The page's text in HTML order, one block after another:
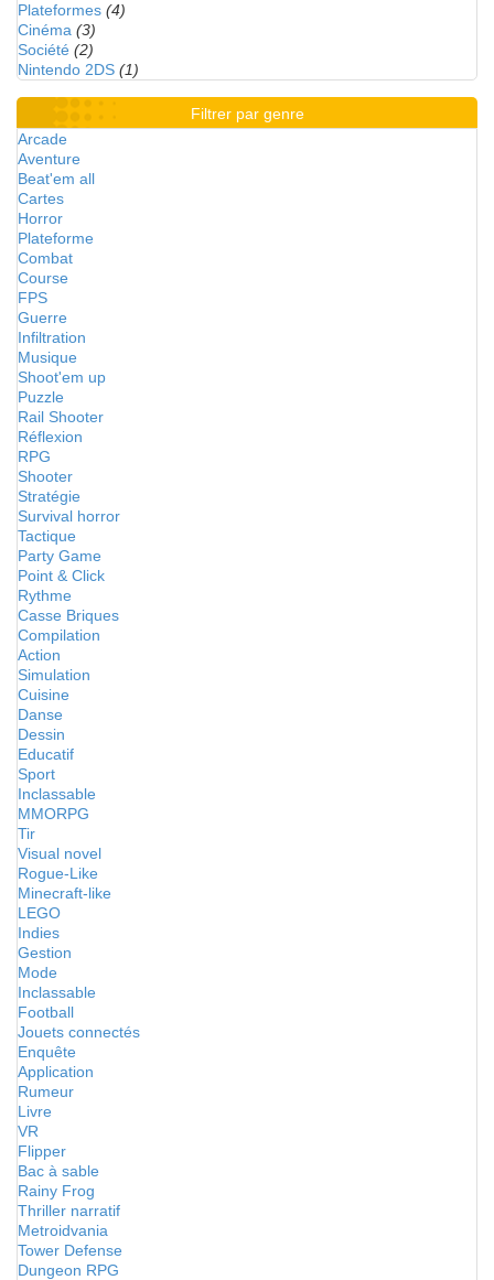
Plateformes (4)
Cinéma (3)
Société (2)
Nintendo 2DS (1)
Filtrer par genre
Arcade
Aventure
Beat'em all
Cartes
Horror
Plateforme
Combat
Course
FPS
Guerre
Infiltration
Musique
Shoot'em up
Puzzle
Rail Shooter
Réflexion
RPG
Shooter
Stratégie
Survival horror
Tactique
Party Game
Point & Click
Rythme
Casse Briques
Compilation
Action
Simulation
Cuisine
Danse
Dessin
Educatif
Sport
Inclassable
MMORPG
Tir
Visual novel
Rogue-Like
Minecraft-like
LEGO
Indies
Gestion
Mode
Inclassable
Football
Jouets connectés
Enquête
Application
Rumeur
Livre
VR
Flipper
Bac à sable
Rainy Frog
Thriller narratif
Metroidvania
Tower Defense
Dungeon RPG